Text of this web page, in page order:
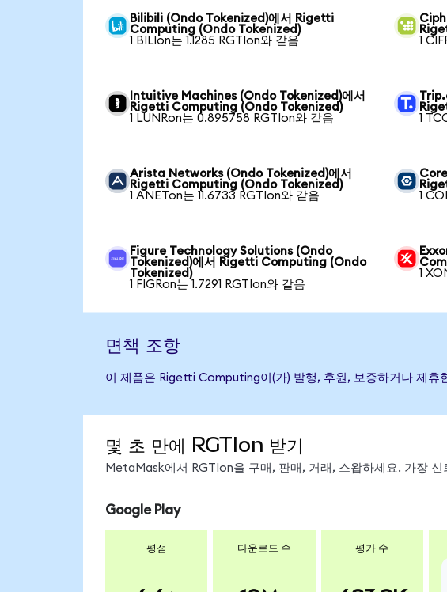
Bilibili (Ondo Tokenized)에서 Rigetti
Computing (Ondo Tokenized)
1 BILIon는 1.1285 RGTIon와 같음
1
Intuitive Machines (Ondo Tokenized)에서
Rigetti Computing (Ondo Tokenized)
1 LUNRon는 0.895758 RGTIon와 같음
1
Arista Networks (Ondo Tokenized)에서
Rigetti Computing (Ondo Tokenized)
1 ANETon는 11.6733 RGTIon와 같음
1
Figure Technology Solutions (Ondo
Tokenized)에서 Rigetti Computing (Ondo
Tokenized)
1 FIGRon는 1.7291 RGTIon와 같음
1
면책 조항
이 제품은 Rigetti Computing이(가) 발행, 후원, 보증하거나 제휴
몇 초 만에 RGTIon 받기
MetaMask에서 RGTIon을 구매, 판매, 거래, 스왑하세요. 가장 신
Google Play
평점 다운로드 수 평가 수